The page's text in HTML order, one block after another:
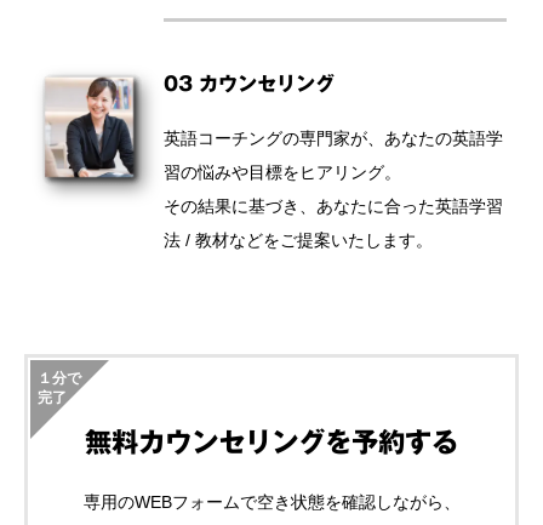
03 カウンセリング
英語コーチングの専門家が、あなたの英語学
習の悩みや目標をヒアリング。
その結果に基づき、あなたに合った英語学習
法 / 教材などをご提案いたします。
１分で
完了
無料カウンセリングを予約する
専用のWEBフォームで空き状態を確認しながら、